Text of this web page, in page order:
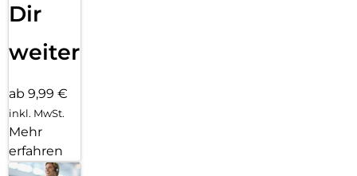
Dir
weiter
ab 9,99 €
inkl. MwSt.
Mehr
erfahren